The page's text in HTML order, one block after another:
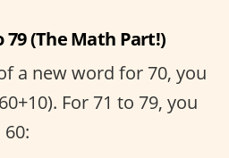
79 (The Math Part!)
a new word for 70, you
For 71 to 79, you